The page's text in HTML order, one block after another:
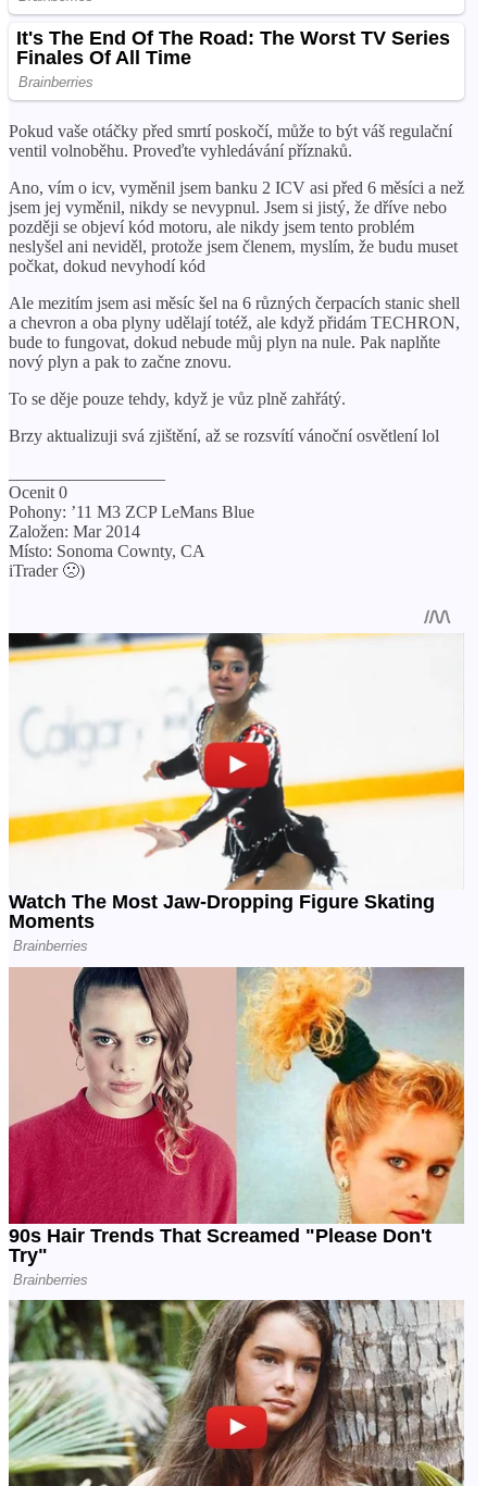
Pokud vaše otáčky před smrtí poskočí, může to být váš regulační
ventil volnoběhu. Proveďte vyhledávání příznaků.
Ano, vím o icv, vyměnil jsem banku 2 ICV asi před 6 měsíci a než
jsem jej vyměnil, nikdy se nevypnul. Jsem si jistý, že dříve nebo
později se objeví kód motoru, ale nikdy jsem tento problém
neslyšel ani neviděl, protože jsem členem, myslím, že budu muset
počkat, dokud nevyhodí kód
Ale mezitím jsem asi měsíc šel na 6 různých čerpacích stanic shell
a chevron a oba plyny udělají totéž, ale když přidám TECHRON,
bude to fungovat, dokud nebude můj plyn na nule. Pak naplňte
nový plyn a pak to začne znovu.
To se děje pouze tehdy, když je vůz plně zahřátý.
Brzy aktualizuji svá zjištění, až se rozsvítí vánoční osvětlení lol
Ocenit 0
Pohony: ’11 M3 ZCP LeMans Blue
Založen: Mar 2014
Místo: Sonoma Cownty, CA
iTrader 🙁)